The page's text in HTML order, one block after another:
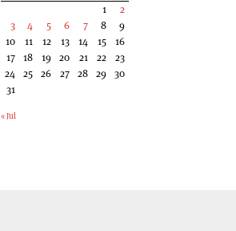
1
2
3
4 5 6 7 8
9
10
11 12 13 14 15
16
17 18 19 20 21 22
23
24 25 26 27 28 29 30
31
« Jul